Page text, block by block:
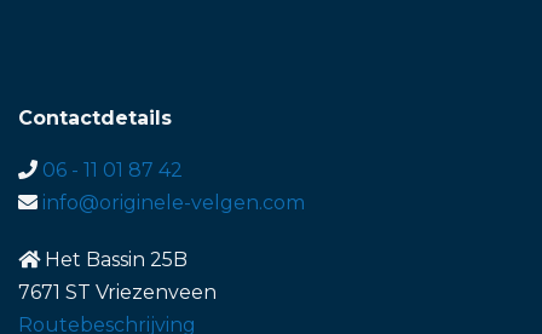
Contactdetails
06 - 11 01 87 42
info@originele-velgen.com
Het Bassin 25B
7671 ST Vriezenveen
Routebeschrijving